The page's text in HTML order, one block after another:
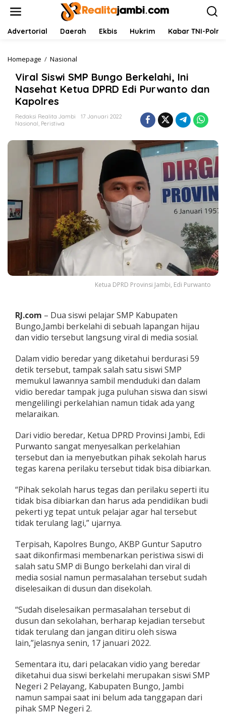
Advertorial Daerah Ekbis Hukrim Kabar TNI-Polri
Homepage / Nasional
r
a
l
i
S
M
u
o
B
e
r
a
I
n
N
s
e
a
t
K
a
D
P
R
d
i
P
u
r
a
n
t
o
d
a
K
a
p
o
e
s
Viral Siswi SMP Bungo Berkelahi, Ini
Nasehat Ketua DPRD Edi Purwanto dan
Kapolres
Redaksi Realita Jambi
17 Januari 2022
Nasional, Peristiwa
Ketua DPRD Provinsi Jambi, Edi Purwanto
RJ.com – Dua siswi pelajar SMP Kabupaten
Bungo,Jambi berkelahi di sebuah lapangan hijau
dan vidio tersebut langsung viral di media sosial.
Dalam vidio beredar yang diketahui berdurasi 59
detik tersebut, tampak salah satu siswi SMP
memukul lawannya sambil menduduki dan dalam
vidio beredar tampak juga puluhan siswa dan siswi
mengelilingi perkelahian namun tidak ada yang
melaraikan.
Dari vidio beredar, Ketua DPRD Provinsi Jambi, Edi
Purwanto sangat menyesalkan perkelahian
tersebut dan ia menyebutkan pihak sekolah harus
tegas karena perilaku tersebut tidak bisa dibiarkan.
“Pihak sekolah harus tegas dan perilaku seperti itu
tidak bisa dibiarkan dan harus ada pendidikan budi
pekerti yg tepat untuk pelajar agar hal tersebut
tidak terulang lagi,” ujarnya.
Terpisah, Kapolres Bungo, AKBP Guntur Saputro
saat dikonfirmasi membenarkan peristiwa siswi di
salah satu SMP di Bungo berkelahi dan viral di
media sosial namun permasalahan tersebut sudah
diselesaikan di dusun dan disekolah.
“Sudah diselesaikan permasalahan tersebut di
dusun dan sekolahan, berharap kejadian tersebut
tidak terulang dan jangan ditiru oleh siswa
lain,”jelasnya senin, 17 januari 2022.
Sementara itu, dari pelacakan vidio yang beredar
diketahui dua siswi berkelahi merupakan siswi SMP
Negeri 2 Pelayang, Kabupaten Bungo, Jambi
namun sampai saat ini belum ada tanggapan dari
pihak SMP Negeri 2.